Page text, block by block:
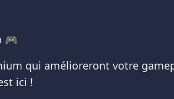
🎮
qui amélioreront votre
ici !